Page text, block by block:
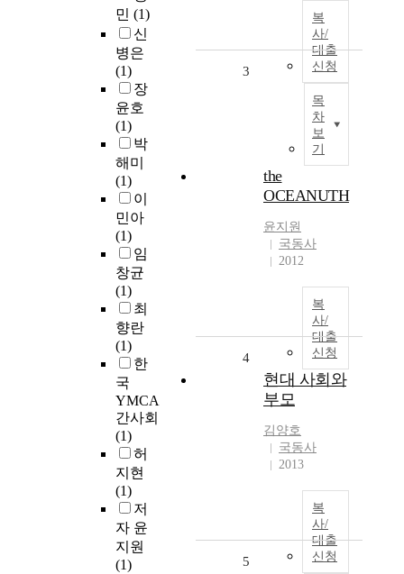
민 (1)
신
병은
(1)
장
윤호
(1)
박
해미
(1)
이
민아
(1)
임
창균
(1)
최
향란
(1)
한
국
YMCA
간사회
(1)
허
지현
(1)
저
자 윤
지원
(1)
복
사/
대출
신청
목
차
보
기
3
the
OCEANUTH
윤지원
국동사
2012
복
사/
대출
신청
4
현대 사회와
부모
김양호
국동사
2013
복
사/
대출
신청
5